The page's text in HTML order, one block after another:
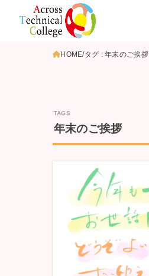
HOME タグ : 年末のご挨拶
年末のご挨拶